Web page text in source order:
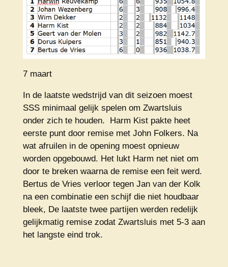
7 maart
In de laatste wedstrijd van dit seizoen moest
SSS minimaal gelijk spelen om Zwartsluis
onder zich te houden. Harm Kist pakte heet
eerste punt door remise met John Folkers. Na
wat afruilen in de opening moest opnieuw
worden opgebouwd. Het lukt Harm net niet om
door te breken waarna de remise een feit werd.
Bertus de Vries verloor tegen Jan van der Kolk
na een combinatie een schijf die niet houdbaar
bleek, De laatste twee partijen werden redelijk
gelijkmatig remise zodat Zwartsluis met 5-3 aan
het langste eind trok.